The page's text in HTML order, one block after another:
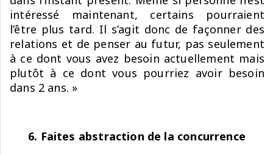
intéressé maintenant, certains pourraient
l’être plus tard. Il s’agit donc de façonner des
relations et de penser au futur, pas seulement
à ce dont vous avez besoin actuellement mais
plutôt à ce dont vous pourriez avoir besoin
dans 2 ans. »
6. Faites abstraction de la concurrence